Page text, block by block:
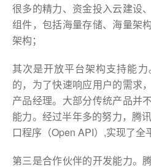
很多的精力、资金投入云建设
组件，包括海量存储、海量架
架构；
其次是开放平台架构支持能
的，为了快速响应用户的需求
产品经理。大部分传统产品并
能力。经过半年多的努力，腾
口程序（Open API）,实现了全
第三是合作伙伴的开发能力。